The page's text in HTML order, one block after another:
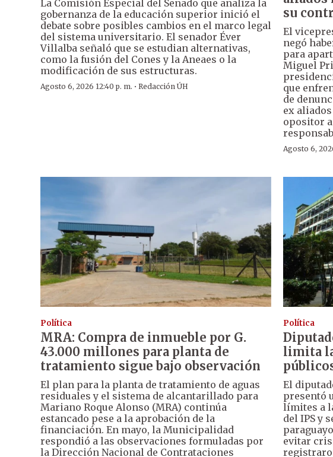
La Comisión Especial del Senado que analiza la
gobernanza de la educación superior inició el
debate sobre posibles cambios en el marco legal
del sistema universitario. El senador Éver
Villalba señaló que se estudian alternativas,
como la fusión del Cones y la Aneaes o la
modificación de sus estructuras.
Agosto 6, 2026 12:40 p. m. · Redacción ÚH
su
El
negó
para
Miguel
que
de
ex
opositor
Agosto 6,
Política
MRA: Compra de inmueble por G.
43.000 millones para planta de
tratamiento sigue bajo observación
El plan para la planta de tratamiento de aguas
residuales y el sistema de alcantarillado para
Mariano Roque Alonso (MRA) continúa
estancado pese a la aprobación de la
financiación. En mayo, la Municipalidad
respondió a las observaciones formuladas por
la Dirección Nacional de Contrataciones
Política
limita
El
presentó
límites a
del IPS y
evitar